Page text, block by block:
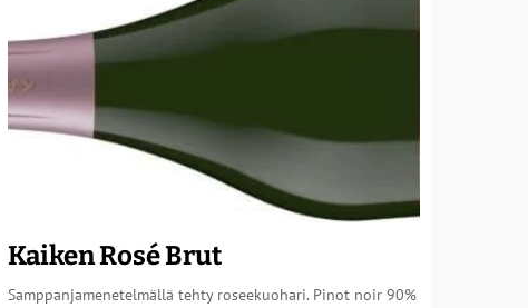
Kaiken Rosé Brut
Samppanjamenetelmällä tehty roseekuohari. Pinot noir 90%